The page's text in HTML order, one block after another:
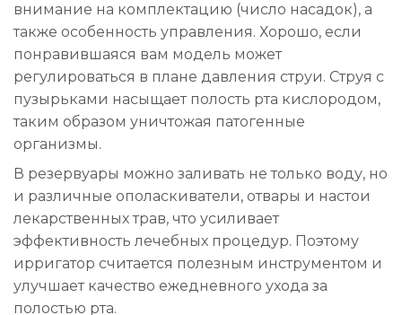
внимание на комплектацию (число насадок), а
также особенность управления. Хорошо, если
понравившаяся вам модель может
регулироваться в плане давления струи. Струя с
пузырьками насыщает полость рта кислородом,
таким образом уничтожая патогенные
организмы.
В резервуары можно заливать не только воду, но
и различные ополаскиватели, отвары и настои
лекарственных трав, что усиливает
эффективность лечебных процедур. Поэтому
ирригатор считается полезным инструментом и
улучшает качество ежедневного ухода за
полостью рта.